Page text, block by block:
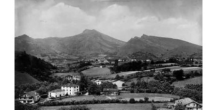
Irakurri